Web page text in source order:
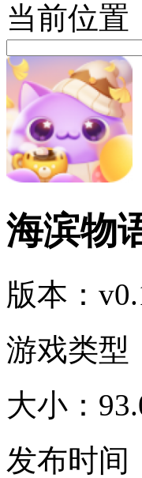
当前位置
海滨物
版本：
游戏类型
大小：
发布时间